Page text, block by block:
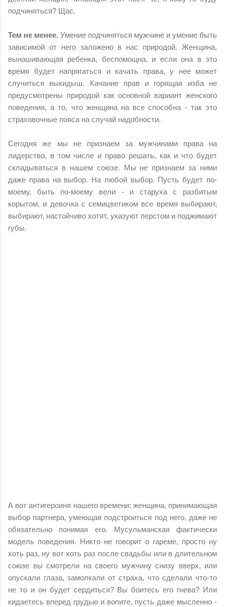
подчиняться? Щас.
Тем не менее. Умение подчиняться мужчине и умение быть
зависимой от него заложено в нас природой. Женщина,
вынашивающая ребенка, беспомощна, и если она в это
время будет напрягаться и качать права, у нее может
случиться выкидыш. Качание прав и горящая изба не
предусмотрены природой как основной вариант женского
поведения, а то, что женщина на все способна - так это
страховочные пояса на случай надобности.
Сегодня же мы не признаем за мужчинами права на
лидерство, в том числе и право решать, как и что будет
складываться в нашем союзе. Мы не признаем за ними
даже права на выбор. На любой выбор. Пусть будет по-
моему, быть по-моему вели - и старуха с разбитым
корытом, и девочка с семицветиком все время выбирают,
выбирают, настойчиво хотят, указуют перстом и поджимают
губы.
А вот антигероиня нашего времени: женщина, принимающая
выбор партнера, умеющая подстроиться под него, даже не
обязательно понимая его. Мусульманская фактически
модель поведения. Никто не говорит о гареме, просто ну
хоть раз, ну вот хоть раз после свадьбы или в длительном
союзе вы смотрели на своего мужчину снизу вверх, или
опускали глаза, замолкали от страха, что сделали что-то
не то и он будет сердиться? Вы боитесь его гнева? Или
кидаетесь вперед грудью и вопите, пусть даже мысленно -